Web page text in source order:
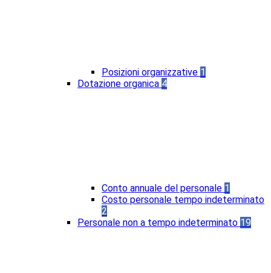
Posizioni organizzative 1
Dotazione organica 4
Conto annuale del personale 1
Costo personale tempo indeterminato
2
Personale non a tempo indeterminato 19